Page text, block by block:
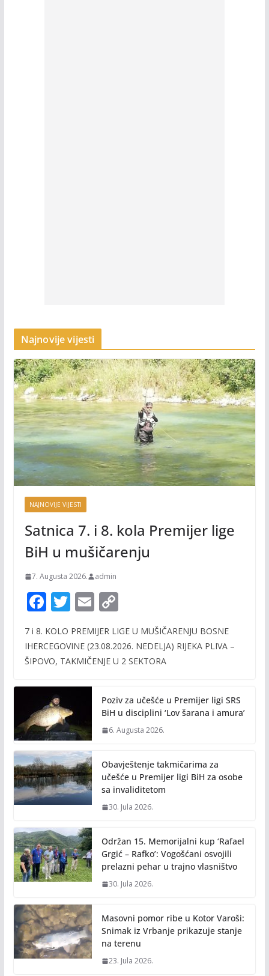
Najnovije vijesti
NAJNOVIJE VIJESTI
Satnica 7. i 8. kola Premijer lige
BiH u mušičarenju
7. Augusta 2026. admin
F
e
b
o
k
T
itt
er
E
ai
l
C
p
y
n
k
7 i 8. KOLO PREMIJER LIGE U MUŠIČARENJU BOSNE
IHERCEGOVINE (23.08.2026. NEDELJA) RIJEKA PLIVA –
ŠIPOVO, TAKMIČENJE U 2 SEKTORA
Poziv za učešće u Premijer ligi SRS
BiH u disciplini ‘Lov šarana i amura’
6. Augusta 2026.
Obavještenje takmičarima za
učešće u Premijer ligi BiH za osobe
sa invaliditetom
30. Jula 2026.
Održan 15. Memorijalni kup ‘Rafael
Grgić – Rafko’: Vogošćani osvojili
prelazni pehar u trajno vlasništvo
30. Jula 2026.
Masovni pomor ribe u Kotor Varoši:
Snimak iz Vrbanje prikazuje stanje
na terenu
23. Jula 2026.